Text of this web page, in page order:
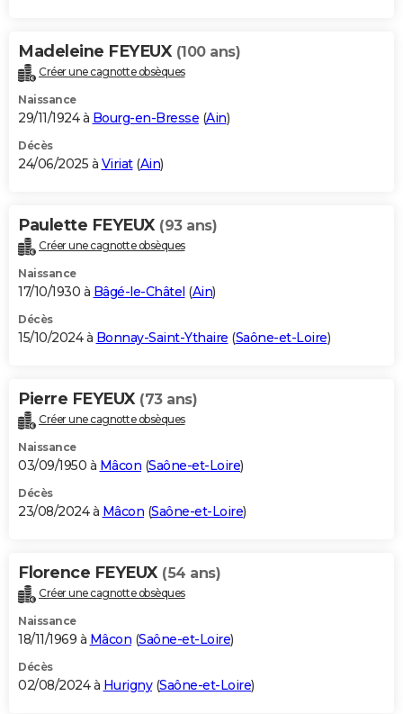
Madeleine FEYEUX (100 ans)
Créer une cagnotte obsèques
Naissance
29/11/1924 à Bourg-en-Bresse (Ain)
Décès
24/06/2025 à Viriat(Ain)
Paulette FEYEUX (93 ans)
Créer une cagnotte obsèques
Naissance
17/10/1930 à Bâgé-le-Châtel (Ain)
Décès
15/10/2024 à Bonnay-Saint-Ythaire (Saône-et-Loire)
Pierre FEYEUX (73 ans)
Créer une cagnotte obsèques
Naissance
03/09/1950 à Mâcon (Saône-et-Loire)
Décès
23/08/2024 à Mâcon (Saône-et-Loire)
Florence FEYEUX (54 ans)
Créer une cagnotte obsèques
Naissance
18/11/1969 à Mâcon (Saône-et-Loire)
Décès
02/08/2024 à Hurigny(Saône-et-Loire)